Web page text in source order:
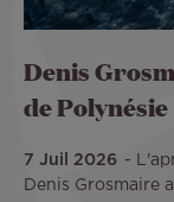
Denis
de Polynésie
7 Juil 2026
Denis Grosmaire